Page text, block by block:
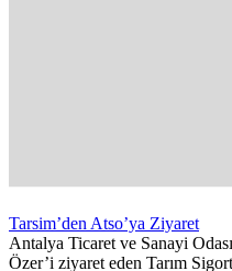
Tarsim’den Atso’ya Ziyaret
Antalya Ticaret ve Sanayi
Özer’i ziyaret eden Tarım